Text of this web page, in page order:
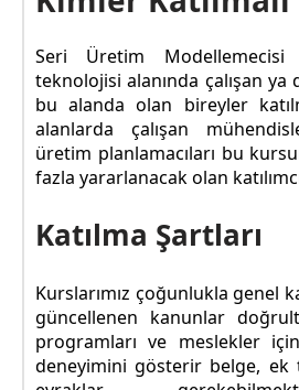
Seri Üretim Modellemecisi
teknolojisi alanında çalışan
bu alanda olan bireyler
alanlarda çalışan
üretim planlamacıları bu
fazla yararlanacak olan
Katılma Şartları
Kurslarımız çoğunlukla genel
güncellenen kanunlar
programları ve meslekler
deneyimini gösterir belge, ek